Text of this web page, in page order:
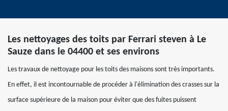
Les nettoyages des toits par Ferrari steven à Le
Sauze dans le 04400 et ses environs
Les travaux de nettoyage pour les toits des maisons sont très importants.
En effet, il est incontournable de procéder à l'élimination des crasses sur la
surface supérieure de la maison pour éviter que des fuites puissent